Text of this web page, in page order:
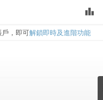
leaderboard
，即可解鎖即時及進階功能
量表